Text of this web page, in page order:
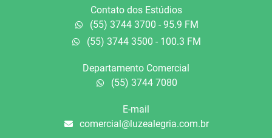
Contato dos Estúdios
(55) 3744 3700 - 95.9 FM
(55) 3744 3500 - 100.3 FM
Departamento Comercial
(55) 3744 7080
E-mail
comercial@luzealegria.com.br